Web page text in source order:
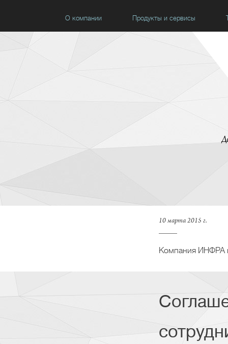
О компании Продукты и сервисы
10 марта 2015 г.
Компания ИНФРА